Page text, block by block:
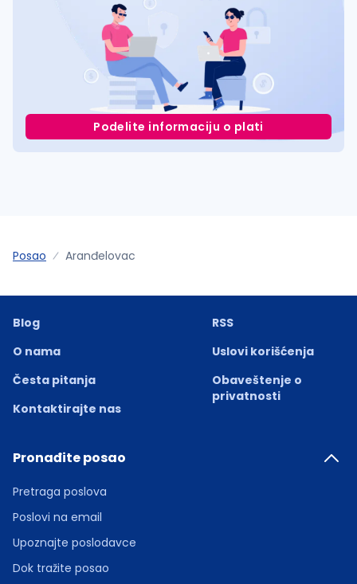
Podelite informaciju o plati
Posao Aranđelovac
Blog
O nama
Česta pitanja
Kontaktirajte nas
RSS
Uslovi korišćenja
Obaveštenje o
privatnosti
Pronađite posao
Pretraga poslova
Poslovi na email
Upoznajte poslodavce
Dok tražite posao